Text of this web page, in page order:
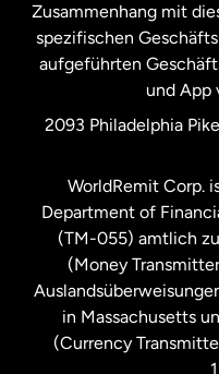
Spanien
Vereinigte
Vereinigte
Vereinigtes
Zusammenhang mit
spezifischen
aufgeführten
und App
2093 Philadelphia
WorldRemit Corp.
Department of
(TM-055) amtlich
(Money
in Massachusetts
(Currency